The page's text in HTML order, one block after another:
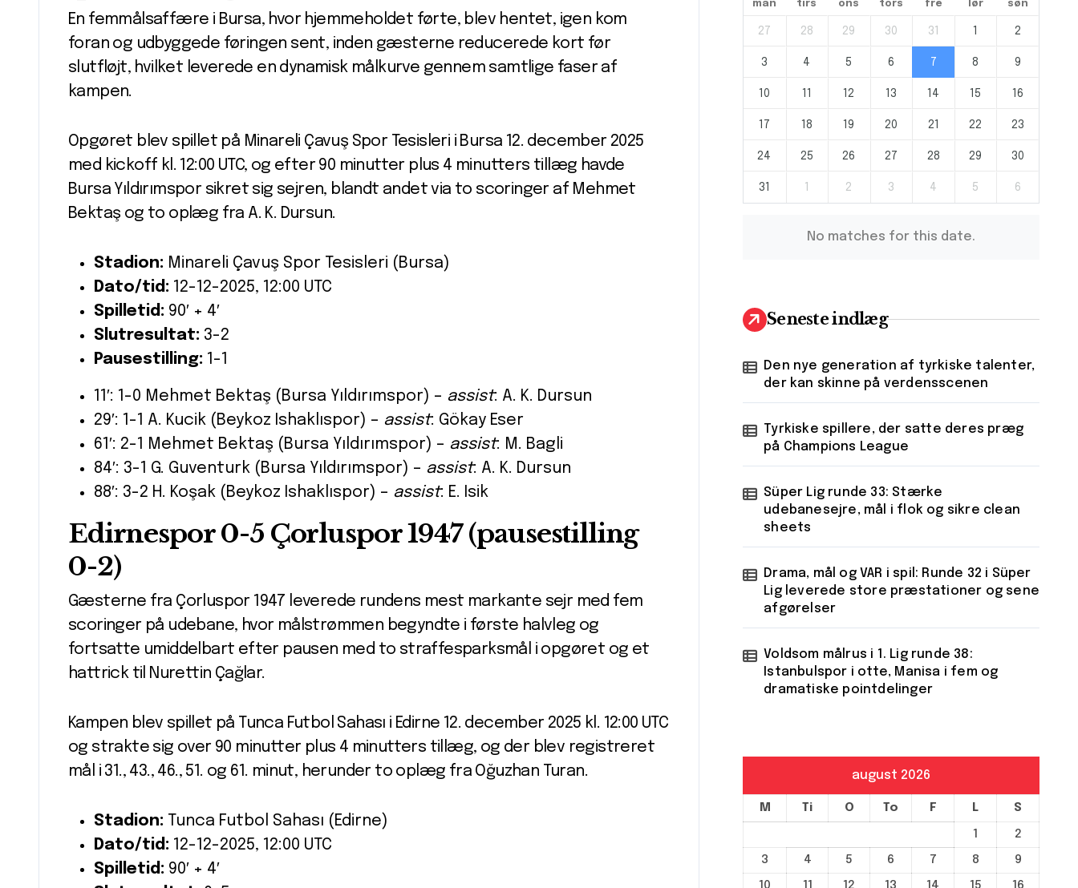
En femmålsaffære i Bursa, hvor hjemmeholdet førte, blev hentet, igen kom
foran og udbyggede føringen sent, inden gæsterne reducerede kort før
slutfløjt, hvilket leverede en dynamisk målkurve gennem samtlige faser af
kampen.
Opgøret blev spillet på Minareli Çavuş Spor Tesisleri i Bursa 12. december 2025
med kickoff kl. 12:00 UTC, og efter 90 minutter plus 4 minutters tillæg havde
Bursa Yıldırımspor sikret sig sejren, blandt andet via to scoringer af Mehmet
Bektaş og to oplæg fra A. K. Dursun.
Stadion: Minareli Çavuş Spor Tesisleri (Bursa)
Dato/tid: 12-12-2025, 12:00 UTC
Spilletid: 90′ + 4′
Slutresultat: 3-2
Pausestilling: 1-1
11′: 1-0 Mehmet Bektaş (Bursa Yıldırımspor) – assist: A. K. Dursun
29′: 1-1 A. Kucik (Beykoz Ishaklıspor) – assist: Gökay Eser
61′: 2-1 Mehmet Bektaş (Bursa Yıldırımspor) – assist: M. Bagli
84′: 3-1 G. Guventurk (Bursa Yıldırımspor) – assist: A. K. Dursun
88′: 3-2 H. Koşak (Beykoz Ishaklıspor) – assist: E. Isik
Edirnespor 0-5 Çorluspor 1947 (pausestilling
0-2)
Gæsterne fra Çorluspor 1947 leverede rundens mest markante sejr med fem
scoringer på udebane, hvor målstrømmen begyndte i første halvleg og
fortsatte umiddelbart efter pausen med to straffesparksmål i opgøret og et
hattrick til Nurettin Çağlar.
Kampen blev spillet på Tunca Futbol Sahası i Edirne 12. december 2025 kl. 12:00 UTC
og strakte sig over 90 minutter plus 4 minutters tillæg, og der blev registreret
mål i 31., 43., 46., 51. og 61. minut, herunder to oplæg fra Oğuzhan Turan.
Stadion: Tunca Futbol Sahası (Edirne)
Dato/tid: 12-12-2025, 12:00 UTC
Spilletid: 90′ + 4′
man tirs ons tors fre lør søn
27 28 29 30 31 1 2
3 4 5 6 7 8 9
10 11 12 13 14 15 16
17 18 19 20 21 22 23
24 25 26 27 28 29 30
31 1 2 3 4 5 6
No matches for this date.
Seneste indlæg
Den nye generation af tyrkiske talenter,
der kan skinne på verdensscenen
Tyrkiske spillere, der satte deres præg
på Champions League
Süper Lig runde 33: Stærke
udebanesejre, mål i flok og sikre clean
sheets
Drama, mål og VAR i spil: Runde 32 i Süper
Lig leverede store præstationer og sene
afgørelser
Voldsom målrus i 1. Lig runde 38:
Istanbulspor i otte, Manisa i fem og
dramatiske pointdelinger
august 2026
M Ti O To F L S
1
2
3
4 5 6 7 8
9